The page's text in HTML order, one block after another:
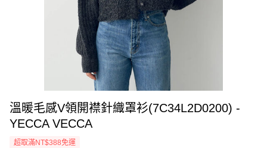
溫暖毛感V領開襟針織罩衫(7C34L2D0200) -
YECCA VECCA
超取滿NT$388免運